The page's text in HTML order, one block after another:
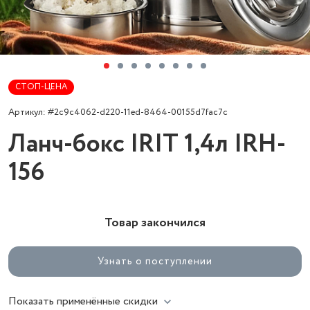
СТОП-ЦЕНА
Артикул: #2c9c4062-d220-11ed-8464-00155d7fac7c
Ланч-бокс IRIT 1,4л IRH-
156
Товар закончился
Узнать о поступлении
Показать применённые скидки